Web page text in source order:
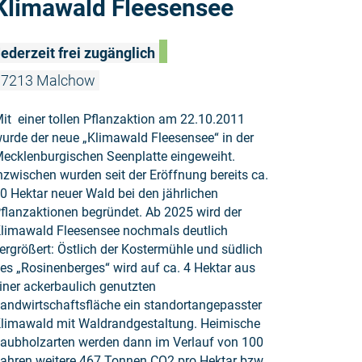
Fleesensee
frei zugänglich
Malchow
einer tollen Pflanzaktion am 22.10.2011
der neue „Klimawald Fleesensee“ in der
Seenplatte eingeweiht.
wurden seit der Eröffnung bereits ca.
Hektar neuer Wald bei den jährlichen
begründet. Ab 2025 wird der
Fleesensee nochmals deutlich
Östlich der Kostermühle und südlich
„Rosinenberges“ wird auf ca. 4 Hektar aus
ackerbaulich genutzten
ein standortangepasster
mit Waldrandgestaltung. Heimische
werden dann im Verlauf von 100